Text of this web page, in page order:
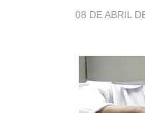
08 DE ABRIL